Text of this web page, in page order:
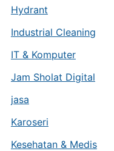
Hydrant
Industrial Cleaning
IT & Komputer
Jam Sholat Digital
jasa
Karoseri
Kesehatan & Medis